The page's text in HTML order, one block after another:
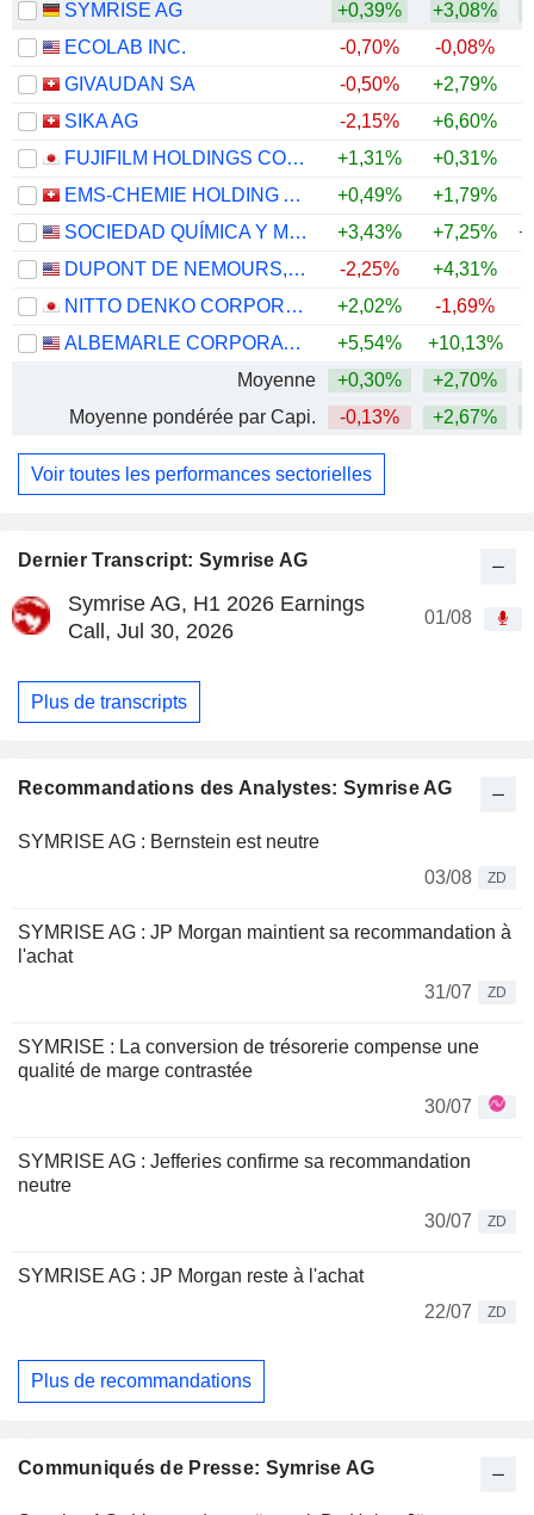
Dernier Transcript: Symrise AG
Symrise AG, H1 2026 Earnings
Call, Jul 30, 2026
01/08
Plus de transcripts
Recommandations des Analystes: Symrise AG
SYMRISE AG : Bernstein est neutre
03/08
ZD
SYMRISE AG : JP Morgan maintient sa recommandation à
l'achat
31/07
ZD
SYMRISE : La conversion de trésorerie compense une
qualité de marge contrastée
30/07
SYMRISE AG : Jefferies confirme sa recommandation
neutre
30/07
ZD
SYMRISE AG : JP Morgan reste à l'achat
22/07
ZD
Plus de recommandations
Communiqués de Presse: Symrise AG
SYMRISE AG +0,39% +3,08%
ECOLAB INC.
-0,70% -0,08%
GIVAUDAN SA
-0,50% +2,79%
SIKA AG
-2,15% +6,60%
FUJIFILM HOLDINGS CORPORATION
+1,31% +0,31%
EMS-CHEMIE HOLDING AG
+0,49% +1,79%
SOCIEDAD QUÍMICA Y MINERA DE CHILE S.A.
+3,43% +7,25%
DUPONT DE NEMOURS, INC.
-2,25% +4,31%
NITTO DENKO CORPORATION
+2,02% -1,69%
ALBEMARLE CORPORATION
+5,54% +10,13%
Moyenne
+0,30% +2,70%
Moyenne pondérée par Capi.
-0,13% +2,67%
Voir toutes les performances sectorielles